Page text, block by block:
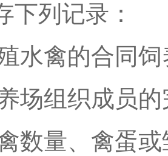
下列记录：
水禽的合同
场组织成员
数量、禽蛋